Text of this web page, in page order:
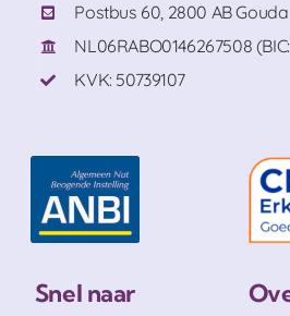
Postbus 60, 2800 AB Gouda
NL06RABO0146267508
KVK: 50739107
Snel naar